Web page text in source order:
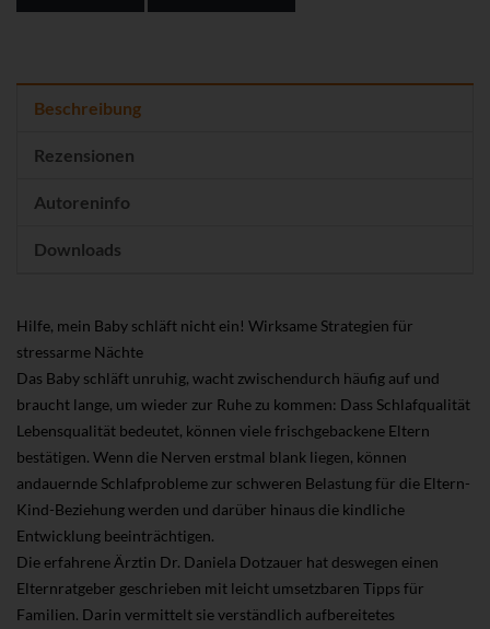
Beschreibung
Rezensionen
Autoreninfo
Downloads
Hilfe, mein Baby schläft nicht ein! Wirksame Strategien für
stressarme Nächte
Das Baby schläft unruhig, wacht zwischendurch häufig auf und
braucht lange, um wieder zur Ruhe zu kommen: Dass Schlafqualität
Lebensqualität bedeutet, können viele frischgebackene Eltern
bestätigen. Wenn die Nerven erstmal blank liegen, können
andauernde Schlafprobleme zur schweren Belastung für die Eltern-
Kind-Beziehung werden und darüber hinaus die kindliche
Entwicklung beeinträchtigen.
Die erfahrene Ärztin Dr. Daniela Dotzauer hat deswegen einen
Elternratgeber geschrieben mit leicht umsetzbaren Tipps für
Familien. Darin vermittelt sie verständlich aufbereitetes